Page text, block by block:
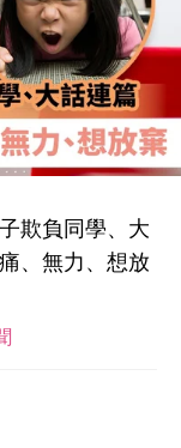
欺負同學、大
、無力、想放